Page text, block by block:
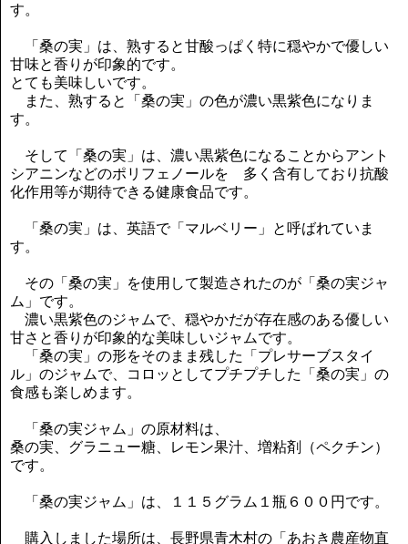
す。
「桑の実」は、熟すると甘酸っぱく特に穏やかで優しい
甘味と香りが印象的です。
とても美味しいです。
また、熟すると「桑の実」の色が濃い黒紫色になりま
す。
そして「桑の実」は、濃い黒紫色になることからアント
シアニンなどのポリフェノールを 多く含有しており抗酸
化作用等が期待できる健康食品です。
「桑の実」は、英語で「マルベリー」と呼ばれていま
す。
その「桑の実」を使用して製造されたのが「桑の実ジャ
ム」です。
濃い黒紫色のジャムで、穏やかだが存在感のある優しい
甘さと香りが印象的な美味しいジャムです。
「桑の実」の形をそのまま残した「プレサーブスタイ
ル」のジャムで、コロッとしてプチプチした「桑の実」の
食感も楽しめます。
「桑の実ジャム」の原材料は、
桑の実、グラニュー糖、レモン果汁、増粘剤（ペクチン）
です。
「桑の実ジャム」は、１１５グラム１瓶６００円です。
購入しました場所は、長野県青木村の「あおき農産物直